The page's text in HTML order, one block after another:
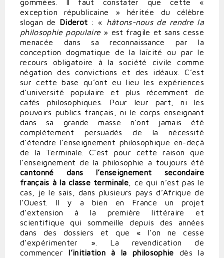
gommées. Il faut constater que cette «
exception républicaine » héritée du célèbre
slogan de
Diderot : « hâtons-nous de rendre la
philosophie populaire » est fragile et sans cesse
menacée dans sa reconnaissance par la
conception dogmatique de la laïcité ou par le
recours obligatoire à la société civile comme
négation des convictions et des idéaux. C’est
sur cette base qu’ont eu lieu les expériences
d’université populaire et plus récemment de
cafés philosophiques. Pour leur part, ni les
pouvoirs publics français, ni le corps enseignant
dans sa grande masse n’ont jamais été
complètement persuadés de la nécessité
d’étendre l’enseignement philosophique en-deçà
de la Terminale. C’est pour cette raison que
l’enseignement de la philosophie a toujours été
cantonné dans l’enseignement secondaire
français à la classe terminale , ce qui n’est pas le
cas, je le sais, dans plusieurs pays d’Afrique de
l’Ouest. Il y a bien en France un projet
d’extension à la première littéraire et
scientifique qui sommeille depuis des années
dans des dossiers et que « l’on ne cesse
d’expérimenter ». La revendication de
commencer l’initiation à la philosophie dès la